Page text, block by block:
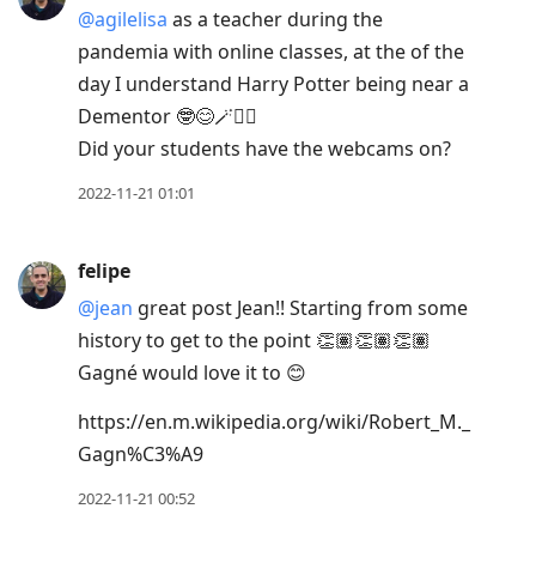
@agilelisa as a teacher during the
pandemia with online classes, at the of the
day I understand Harry Potter being near a
Dementor 🤓😊🪄🧙‍♂️
Did your students have the webcams on?
2022-11-21 01:01
felipe
@jean great post Jean!! Starting from some
history to get to the point 👏🏽👏🏽👏🏽
Gagné would love it to 😊
https://en.m.wikipedia.org/wiki/Robert_M._
Gagn%C3%A9
2022-11-21 00:52